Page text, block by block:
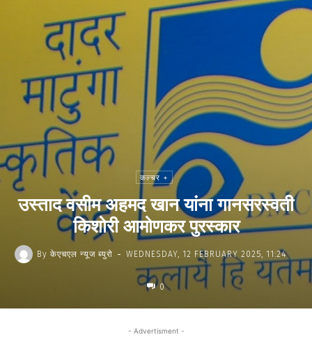
कल्चर +
उस्ताद वसीम अहमद खान यांना गानसरस्वती
किशोरी आमोणकर पुरस्कार
By केएचएल न्यूज ब्युरो - WEDNESDAY, 12 FEBRUARY 2025, 11:24
0
- Advertisment -